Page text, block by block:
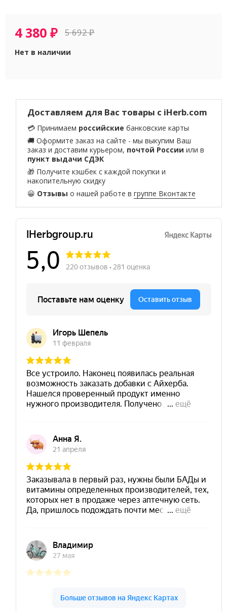
4 380₽ 5 692₽
Нет в наличии
Доставляем для Вас товары с iHerb.com
💳 Принимаем российские банковские карты
🚚 Оформите заказ на сайте - мы выкупим Ваш
заказ и доставим курьером, почтой России или в
пункт выдачи СДЭК
🎁 Получите кэшбек с каждой покупки и
накопительную скидку
😀 Отзывы о нашей работе вгруппе Вконтакте